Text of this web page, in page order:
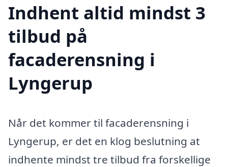
Indhent altid mindst 3
tilbud på
facaderensning i
Lyngerup
Når det kommer til facaderensning i
Lyngerup, er det en klog beslutning at
indhente mindst tre tilbud fra forskellige